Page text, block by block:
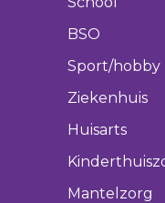
BSO
Sport/hobby
Ziekenhuis
Huisarts
Mantelzorg